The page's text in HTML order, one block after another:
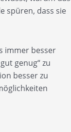
spüren, dass sie
immer besser
genug“ zu
besser zu